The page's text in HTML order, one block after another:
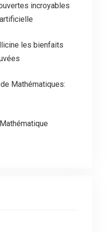
incroyables
les bienfaits
Mathématiques: